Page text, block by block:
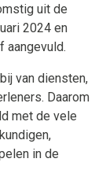
uit de
2024 en
aangevuld.
van diensten,
Daarom
met de vele
in de